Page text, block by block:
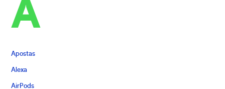
A
Apostas
Alexa
AirPods